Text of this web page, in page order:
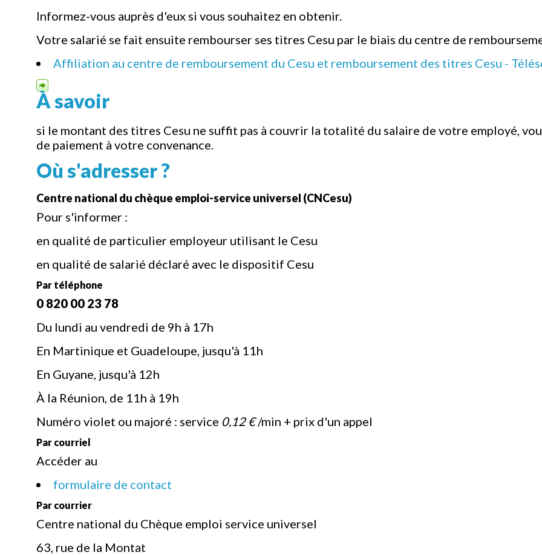
Informez-vous auprès d'eux si vous souhaitez en obtenir.
Votre salarié se fait ensuite rembourser ses titres Cesu par le biais du centre de
Affiliation au centre de remboursement du Cesu et remboursement des titres Cesu -
À savoir
si le montant des titres Cesu ne suffit pas à couvrir la totalité du salaire de votre employé,
de paiement à votre convenance.
Où s'adresser ?
Centre national du chèque emploi-service universel (CNCesu)
Pour s'informer :
en qualité de particulier employeur utilisant le Cesu
en qualité de salarié déclaré avec le dispositif Cesu
Par téléphone
0 820 00 23 78
Du lundi au vendredi de 9h à 17h
En Martinique et Guadeloupe, jusqu'à 11h
En Guyane, jusqu'à 12h
À la Réunion, de 11h à 19h
Numéro violet ou majoré : service 0,12 €/min + prix d'un appel
Par courriel
Accéder au
formulaire de contact
Par courrier
Centre national du Chèque emploi service universel
63, rue de la Montat